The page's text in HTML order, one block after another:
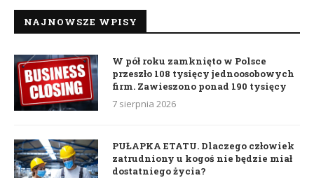
NAJNOWSZE WPISY
W pół roku zamknięto w Polsce
przeszło 108 tysięcy jednoosobowych
firm. Zawieszono ponad 190 tysięcy
7 sierpnia 2026
PUŁAPKA ETATU. Dlaczego człowiek
zatrudniony u kogoś nie będzie miał
dostatniego życia?